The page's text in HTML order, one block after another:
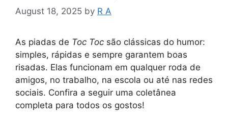
August 18, 2025 by R A
As piadas de Toc Toc são clássicas do humor:
simples, rápidas e sempre garantem boas
risadas. Elas funcionam em qualquer roda de
amigos, no trabalho, na escola ou até nas redes
sociais. Confira a seguir uma coletânea
completa para todos os gostos!